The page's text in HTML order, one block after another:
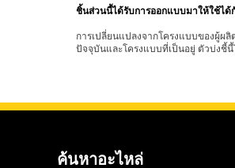
ชิ้นส่วนนี้ได้รับการออกแบบมาให้ใช้ไ
การเปลี่ยนแปลงจากโครงแบบของผู้
ปัจจุบันและโครงแบบที่เป็นอยู่ ตัวบ่งชี้
ค้นหาอะไหล่